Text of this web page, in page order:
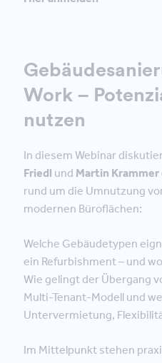
Work –
nutzen
In diesem Webinar
Friedl und Martin Krammer
rund um die Umnutzung
modernen Büroflächen:
Welche Gebäudetypen
ein Refurbishment – und
Wie gelingt der Übergang
Multi-Tenant-Modell und
Untervermietung,
Im Mittelpunkt stehen